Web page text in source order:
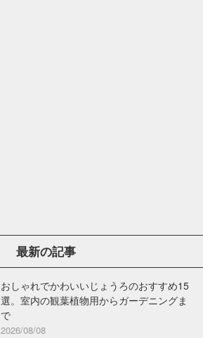
最新の記事
おしゃれでかわいいじょうろのおすすめ15
選。室内の観葉植物用からガーデニングま
で
2026/08/08